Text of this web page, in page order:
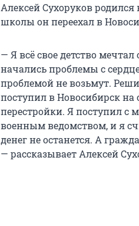
Алексей Сухоруков
школы он переехал в
— Я всё свое детство
начались проблемы с
проблемой не возьмут.
поступил в Новосибирск на
перестройки. Я поступил с
военным ведомством, и я
денег не останется. А
— рассказывает Алексей